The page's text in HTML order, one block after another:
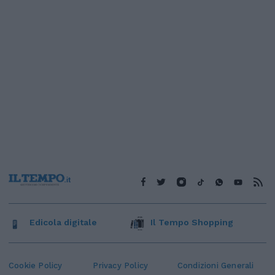
Cookie Policy Privacy Policy Condizioni Generali
Edicola digitale Il Tempo Shopping